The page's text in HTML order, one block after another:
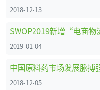
2018-12-13
2019-01-04
2018-12-05